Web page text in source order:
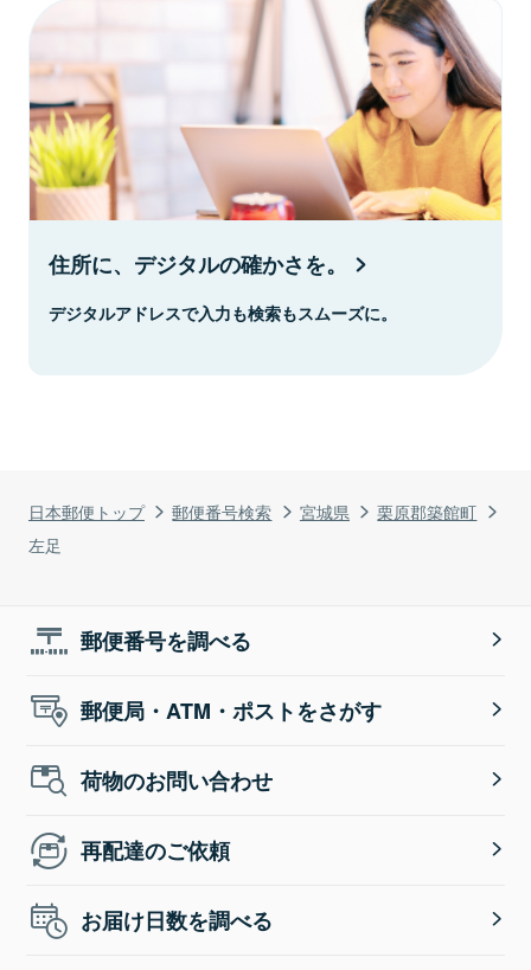
日本郵便トップ 郵便番号検索 宮城県
栗原郡築館町
左足
住所に、デジタルの確かさを。
デジタルアドレスで入力も検索もスムーズに。
郵便番号を調べる
郵便局・ATM・ポストをさがす
荷物のお問い合わせ
再配達のご依頼
お届け日数を調べる